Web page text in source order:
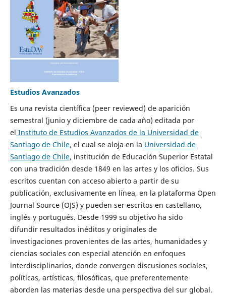
Estudios Avanzados
Es una revista científica (peer reviewed) de aparición
semestral (junio y diciembre de cada año) editada por
el Instituto de Estudios Avanzados de la Universidad de
Santiago de Chile, el cual se aloja en la Universidad de
Santiago de Chile, institución de Educación Superior Estatal
con una tradición desde 1849 en las artes y los oficios. Sus
escritos cuentan con acceso abierto a partir de su
publicación, exclusivamente en línea, en la plataforma Open
Journal Source (OJS) y pueden ser escritos en castellano,
inglés y portugués. Desde 1999 su objetivo ha sido
difundir resultados inéditos y originales de
investigaciones provenientes de las artes, humanidades y
ciencias sociales con especial atención en enfoques
interdisciplinarios, donde convergen discusiones sociales,
políticas, artísticas, filosóficas, que preferentemente
aborden las materias desde una perspectiva del sur global.